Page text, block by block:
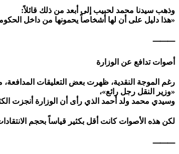
وذهب سيدنا محمد لحبيب إلى أبعد من ذلك قائلاً:
«هذا دليل على أن لها أشخاصاً يحمونها من داخل
⸻
أصوات تدافع عن الوزارة
رغم الموجة النقدية، ظهرت بعض التعليقات
«وزير النقل رجل رائع»،
وسيدي محمد ولد أحمد الذي رأى أن الوزارة أنجزت
لكن هذه الأصوات كانت أقل بكثير قياساً بحجم
⸻